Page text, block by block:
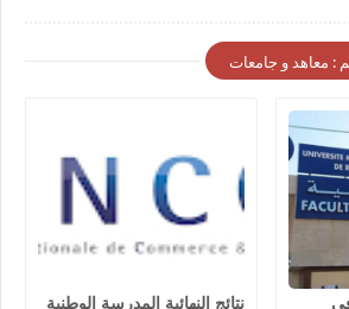
: معاهد و جامعات
نتائج النهائية المدرسة الوطنية